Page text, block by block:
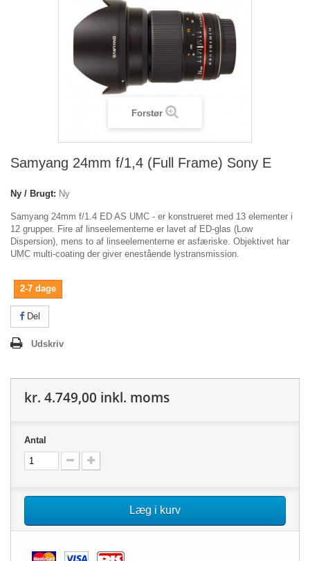
Forstør
Samyang 24mm f/1,4 (Full Frame) Sony E
Ny / Brugt: Ny
Samyang 24mm f/1.4 ED AS UMC - er konstrueret med 13 elementer i
12 grupper. Fire af linseelementerne er lavet af ED-glas (Low
Dispersion), mens to af linseelementerne er asfæriske. Objektivet har
UMC multi-coating der giver enestående lystransmission.
2-7 dage
Del
Udskriv
kr. 4.749,00 inkl. moms
Antal
Læg i kurv